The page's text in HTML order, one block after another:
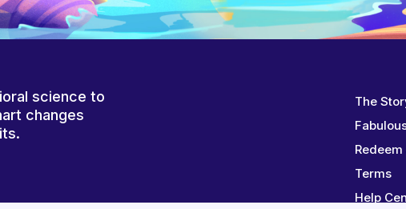
science to
changes
The
Terms
Help